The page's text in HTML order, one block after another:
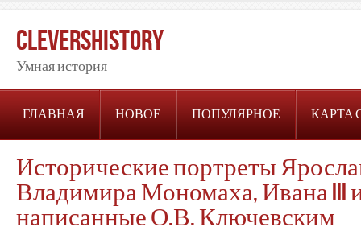
CleversHistory
Умная история
ГЛАВНАЯ НОВОЕ ПОПУЛЯРНОЕ КАРТА
Исторические портреты
Владимира Мономаха, Ивана III
написанные О.В. Ключевским